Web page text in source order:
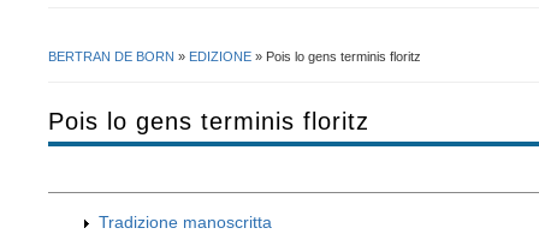
BERTRAN DE BORN » EDIZIONE » Pois lo gens terminis floritz
Pois lo gens terminis floritz
Tradizione manoscritta